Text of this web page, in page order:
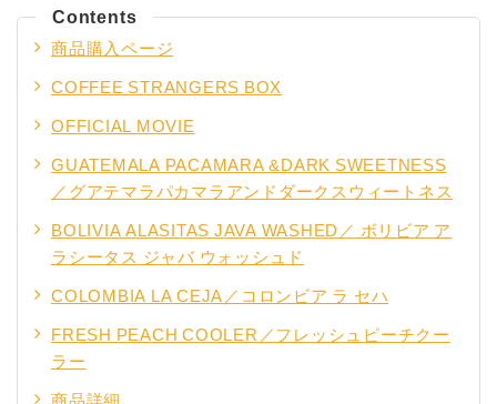
Contents
商品購入ページ
COFFEE STRANGERS BOX
OFFICIAL MOVIE
GUATEMALA PACAMARA &DARK SWEETNESS
／グアテマラパカマラアンドダークスウィートネス
BOLIVIA ALASITAS JAVA WASHED／ ボリビア ア
ラシータス ジャバ ウォッシュド
COLOMBIA LA CEJA／コロンビア ラ セハ
FRESH PEACH COOLER／フレッシュピーチクー
ラー
商品詳細